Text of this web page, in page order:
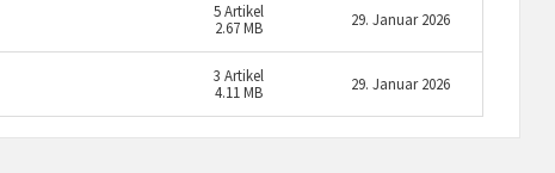
5Artikel
2.67 MB
29. Januar 2026
3 Artikel
4.11 MB
29. Januar 2026